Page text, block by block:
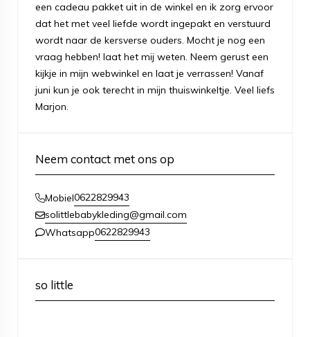
een cadeau pakket uit in de winkel en ik zorg ervoor
dat het met veel liefde wordt ingepakt en verstuurd
wordt naar de kersverse ouders. Mocht je nog een
vraag hebben! laat het mij weten. Neem gerust een
kijkje in mijn webwinkel en laat je verrassen! Vanaf
juni kun je ook terecht in mijn thuiswinkeltje. Veel liefs
Marjon.
Neem contact met ons op
Mobiel0622829943
solittlebabykleding@gmail.com
Whatsapp0622829943
so little